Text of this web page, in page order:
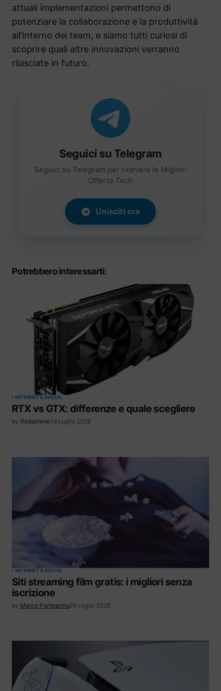
attuali implementazioni permettono di
potenziare la collaborazione e la produttività
all’interno dei team, e siamo tutti curiosi di
scoprire quali altre innovazioni verranno
rilasciate in futuro.
Seguici su Telegram
Seguici su Telegram per ricevere le Migliori
Offerte Tech
Unisciti ora
Potrebbero interessarti:
INTERNET E SOCIAL
RTX vs GTX: differenze e quale scegliere
by Redazione29 Luglio 2026
INTERNET E SOCIAL
Siti streaming film gratis: i migliori senza
iscrizione
by Marco Ponteprino29 Luglio 2026